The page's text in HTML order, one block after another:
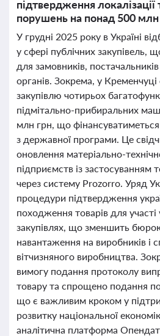
підтвердження локалізації
порушень на понад 500 млн
У грудні 2025 року в Україні
у сфері публічних закупівель,
для замовників,
органів. Зокрема, у
закупівлю чотирьох
підмітально-прибиральних
млн грн, що
з державної програми. Це
оновлення матеріально-
підприємств із застосуванням
через систему Prozorro. Уряд
процедури підтвердження
походження товарів для участі
закупівлях, що зменшить
навантаження на виробників і
вітчизняного виробництва.
вимогу подання протоколу
товару та спрощено подання
що є важливим кроком у
розвитку національної
аналітична платформа